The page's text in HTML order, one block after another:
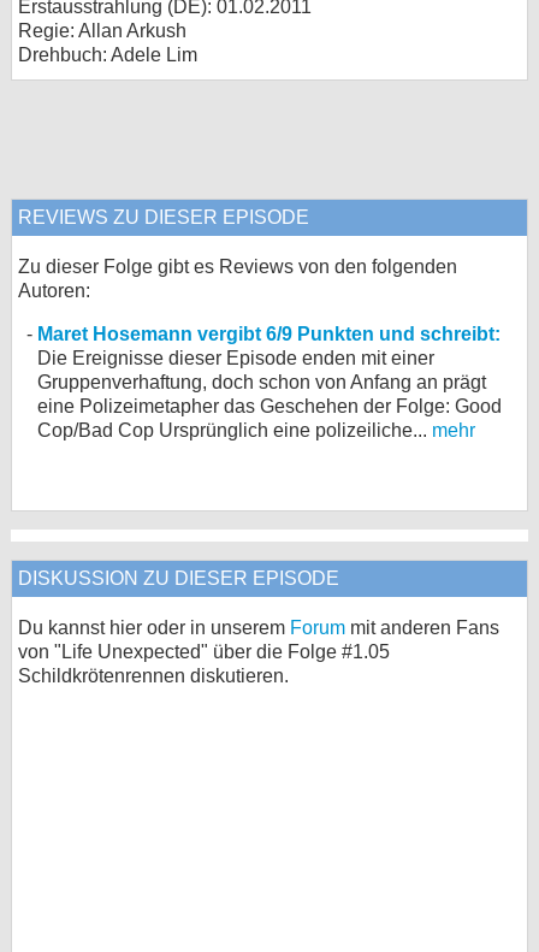
Erstausstrahlung (DE): 01.02.2011
Regie: Allan Arkush
Drehbuch: Adele Lim
REVIEWS ZU DIESER EPISODE
Zu dieser Folge gibt es Reviews von den folgenden
Autoren:
Maret Hosemann vergibt 6/9 Punkten und schreibt:
Die Ereignisse dieser Episode enden mit einer
Gruppenverhaftung, doch schon von Anfang an prägt
eine Polizeimetapher das Geschehen der Folge: Good
Cop/Bad Cop Ursprünglich eine polizeiliche... mehr
DISKUSSION ZU DIESER EPISODE
Du kannst hier oder in unserem Forum mit anderen Fans
von "Life Unexpected" über die Folge #1.05
Schildkrötenrennen diskutieren.